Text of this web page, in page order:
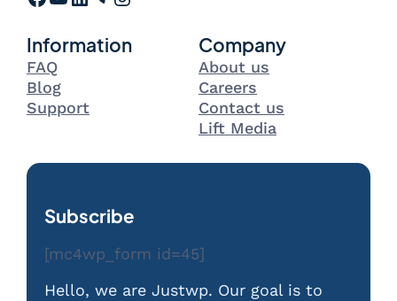
Information
FAQ
Blog
Support
Company
About us
Careers
Contact us
Lift Media
Subscribe
[mc4wp_form id=45]
Hello, we are Justwp. Our goal is to